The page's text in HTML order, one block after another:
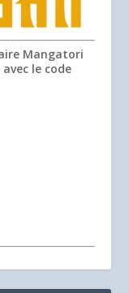
Mangatori
le code